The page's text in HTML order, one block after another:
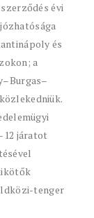
évi
és
a
járatot
tenger